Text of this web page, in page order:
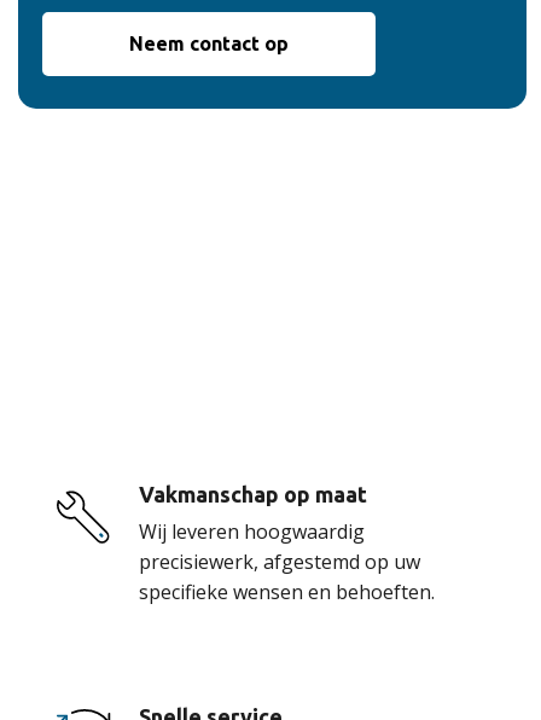
Neem contact op
Vakmanschap op maat
Wij leveren hoogwaardig
precisiewerk, afgestemd op uw
specifieke wensen en behoeften.